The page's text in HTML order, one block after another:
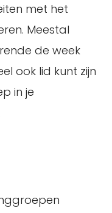
met het
Meestal
de week
ook lid kunt zijn
in je